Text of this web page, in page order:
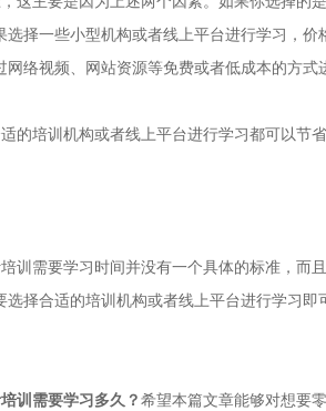
择一些小型机构或者线上平台进行学习，
络视频、网站资源等免费或者低成本的方式
的培训机构或者线上平台进行学习都可以节省
训需要学习时间并没有一个具体的标准，而
择合适的培训机构或者线上平台进行学习
训需要学习多久？希望本篇文章能够对想要